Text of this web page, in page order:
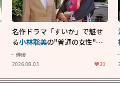
名作ドラマ「すいか」で魅せ
る小林聡美の"普通の女性"が
大人に刺さる...映画「かもめ
食堂」にも通じる静かな芝居
俳優
2026.08.03
21